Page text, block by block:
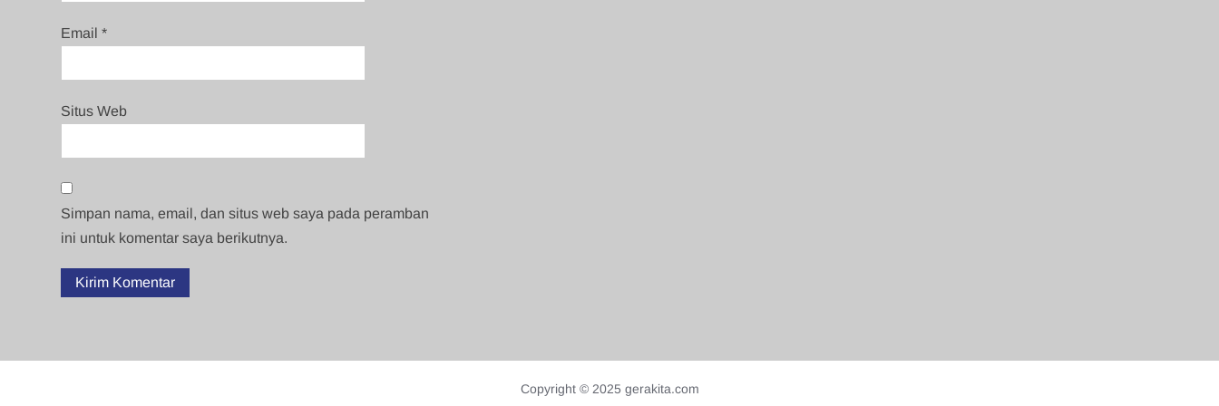
Email*
Situs Web
Simpan nama, email, dan situs web saya pada peramban
ini untuk komentar saya berikutnya.
Copyright © 2025 gerakita.com